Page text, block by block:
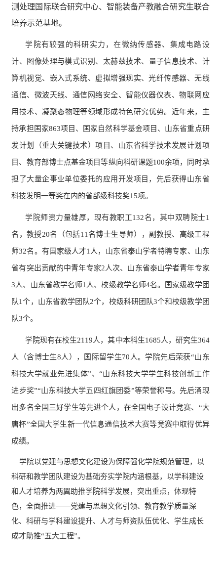
测处理国际联合研究中心、 智能装备产教融合研究生联合
培养示范基地。
学院有较强的科研实力，在微纳传感器、集成电路设
计、图像处理与模式识别、太赫兹技术、 量子信息技术、 计
算机视觉、嵌入式系统、虚拟增强现实、光纤传感器、无线
通信、微波天线、通信网络安全、智能仪器仪表、物联网应
用技术、 凝聚态物理等领域形成特色研究优势。近年来，主
持承担国家863项目、国家自然科学基金项目、山东省重点研
发计划（重大关键技术）项目、山东省科学技术发展计划项
目、教育部博士点基金项目等纵向科研课题100余项，同时承
担了大量企事业单位委托的应用开发项目，先后获得山东省
科技发明一等奖在内的省部级科技奖15项。
学院师资力量雄厚，现有教职工132名，其中双聘院士1
名，教授20名（包括11 名博士生导师），副教授、高级工程
师32名。有 国家级人才1人 ，山东省泰山学者特聘专家、山东
省有突出贡献的中青年专家2人次、山东省泰山学者青年专家
3人、山东省教学名师1人、校级教学名师4名。国家级教学团
队1个，山东省教学团队2个，校级科研团队3个和校级教学团
队3个。
学院现有在校生2119人，其中本科生1685人，研究生364
人（含博士生8人），国际留学生70人。学院先后荣获“山东
科技大学就业先进集体”、“山东科技大学学生科技创新工作
进步奖”“山东科技大学五四红旗团委”等荣誉称号。先后涌现
出多名全国三好学生等先进个人，在全国电子设计竞赛、“大
唐杯”全国大学生新一代信息通信技术大赛等竞赛中取得优异
成绩。
学院以党建与思想文化建设为保障强化学院规范管理，以
科研和教学团队建设为基础夯实学院内涵根基，以学科建设
和人才培养为两翼助推学院科学发展，突出重点，体现特
色，全面推进——党建与思想文化引领、教育教学质量深
化、科研与学科建设提升、人才与师资队伍优化、学生成长
成才助推“五大工程”。